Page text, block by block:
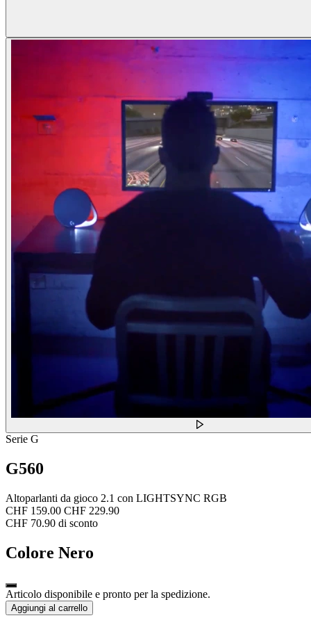
Serie G
G560
Altoparlanti da gioco 2.1 con LIGHTSYNC RGB
CHF 159.00 CHF 229.90
CHF 70.90 di sconto
Colore Nero
Articolo disponibile e pronto per la spedizione.
Aggiungi al carrello